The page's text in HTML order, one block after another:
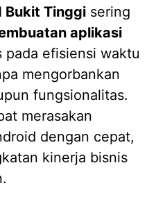
Bukit Tinggi sering
aplikasi
pada efisiensi waktu
mengorbankan
fungsionalitas.
merasakan
dengan cepat,
kinerja bisnis